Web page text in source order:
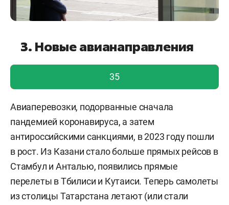
3. Новые авианаправления
голос учтен!
35
Авиаперевозки, подорванные сначала
пандемией коронавируса, а затем
антироссийскими санкциями, в 2023 году пошли
в рост. Из Казани стало больше прямых рейсов в
Стамбул и Анталью, появились прямые
перелеты в Тбилиси и Кутаиси. Теперь самолеты
из столицы Татарстана летают (или стали